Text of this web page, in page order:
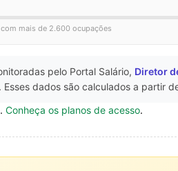
mais de 2.600 ocupações
pelo Portal Salário, Diretor
Esses dados são calculados a partir
Conheça os planos de acesso.